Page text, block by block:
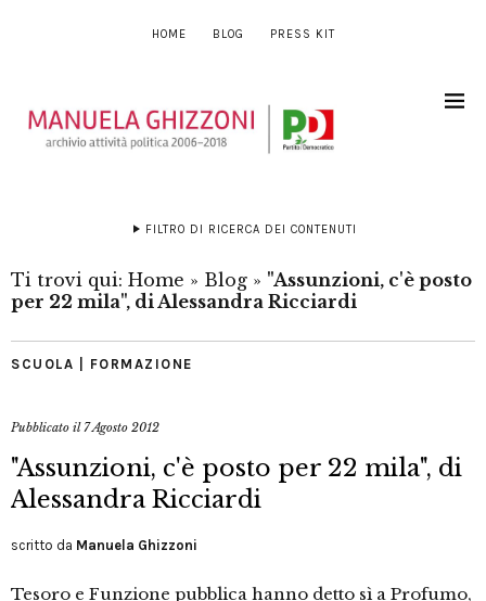
HOME BLOG PRESS KIT
FILTRO DI RICERCA DEI CONTENUTI
Ti trovi qui: Home » Blog » "Assunzioni, c'è posto
per 22 mila", di Alessandra Ricciardi
SCUOLA | FORMAZIONE
Pubblicato il7 Agosto 2012
"Assunzioni, c'è posto per 22 mila", di
Alessandra Ricciardi
scritto da Manuela Ghizzoni
Tesoro e Funzione pubblica hanno detto sì a Profumo,